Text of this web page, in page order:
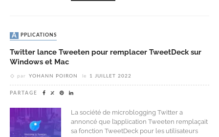
APPLICATIONS
Twitter lance Tweeten pour remplacer TweetDeck sur
Windows et Mac
par YOHANN POIRON le 1 JUILLET 2022
PARTAGE
La société de microblogging Twitter a
annoncé que l’application Tweeten remplaçait
sa fonction TweetDeck pour les utilisateurs